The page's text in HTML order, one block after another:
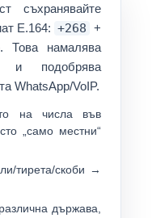
съхранявайте
E.164: +268 +
Това намалява
и подобрява
WhatsApp/VoIP.
на числа във
„само местни“
тирета/скоби →
държава,